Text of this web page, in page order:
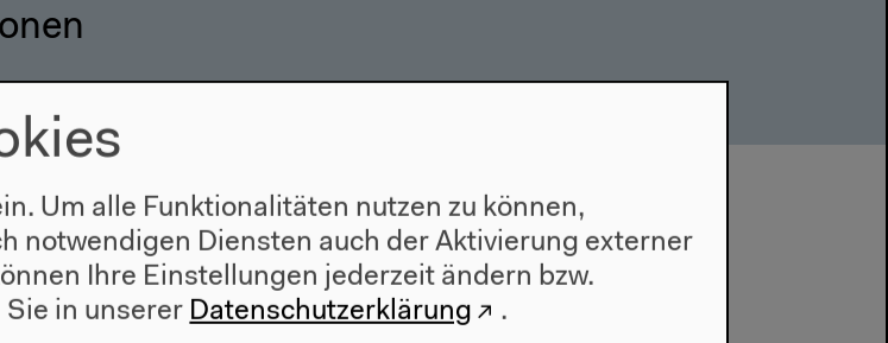
Um alle Funktionalitäten nutzen zu können,
notwendigen Diensten auch der Aktivierung externer
Ihre Einstellungen jederzeit ändern bzw.
in unserer Datenschutzerklärung .